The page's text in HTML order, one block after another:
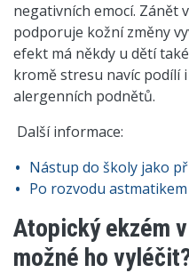
negativních emocí. Zánět
podporuje kožní změny
efekt má někdy u dětí
kromě stresu navíc podílí
alergenních podnětů.
Další informace:
Nástup do školy jako
Po rozvodu astmatikem
Atopický ekzém
možné ho